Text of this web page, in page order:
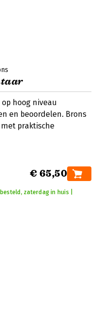
hoog niveau
en beoordelen. Brons
praktische
€ 65,50
zaterdag in huis |